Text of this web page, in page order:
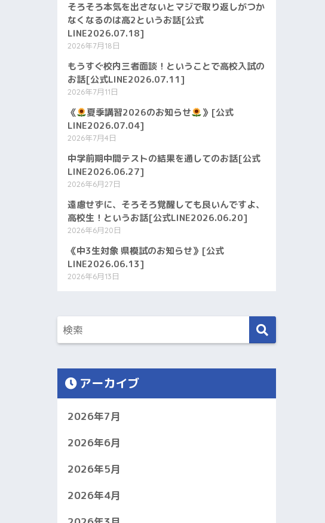
そろそろ本気を出さないとマジで取り返しがつか
なくなるのは高2というお話[公式
LINE2026.07.18]
2026年7月18日
もうすぐ校内三者面談！ということで高校入試の
お話[公式LINE2026.07.11]
2026年7月11日
《 夏季講習2026のお知らせ
》[公式
LINE2026.07.04]
2026年7月4日
中学前期中間テストの結果を通してのお話[公式
LINE2026.06.27]
2026年6月27日
遠慮せずに、そろそろ覚醒しても良いんですよ、
高校生！というお話[公式LINE2026.06.20]
2026年6月20日
《中3生対象 県模試のお知らせ》[公式
LINE2026.06.13]
2026年6月13日
アーカイブ
2026年7月
2026年6月
2026年5月
2026年4月